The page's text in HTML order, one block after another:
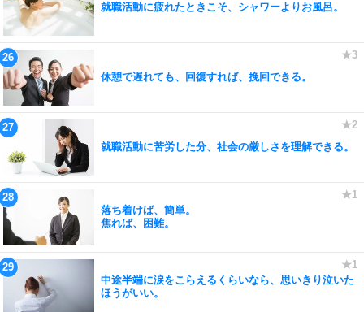
就職活動に疲れたときこそ、シャワーよりお風呂。
休憩で遅れても、回復すれば、挽回できる。
就職活動に苦労した分、社会の厳しさを理解できる。
落ち着けば、簡単。
焦れば、困難。
中途半端に涙をこらえるくらいなら、思いきり泣いた
ほうがいい。